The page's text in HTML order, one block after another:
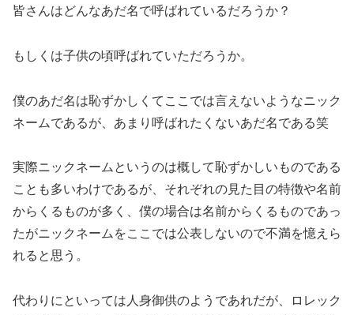
皆さんはどんなあだ名で呼ばれているだろうか？
もしくは子供の頃呼ばれていただろうか。
僕のあだ名は恥ずかしくてここでは言えないようなニック
ネームであるが、あまり呼ばれたくないあだ名である笑
実際ニックネームというのは概して恥ずかしいものである
ことも多いわけであるが、それぞれの見た目の特徴や名前
からくるものが多く、僕の場合は名前からくるものであっ
たがニックネームをここでは公表しないので不満を憶えら
れると思う。
代わりにといっては人身御供のようであれだが、ロレック